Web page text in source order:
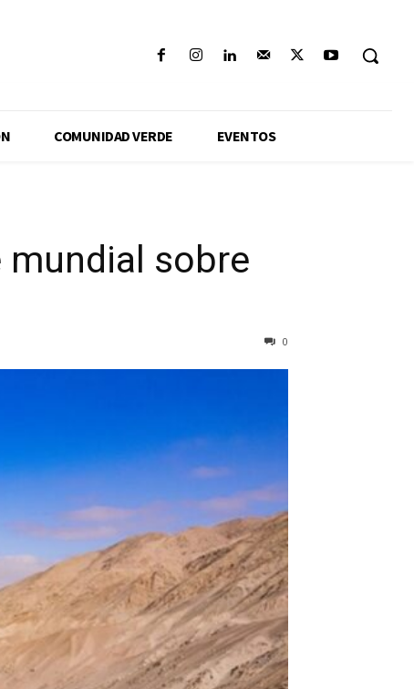
COMUNIDAD VERDE EVENTOS
mundial sobre
0